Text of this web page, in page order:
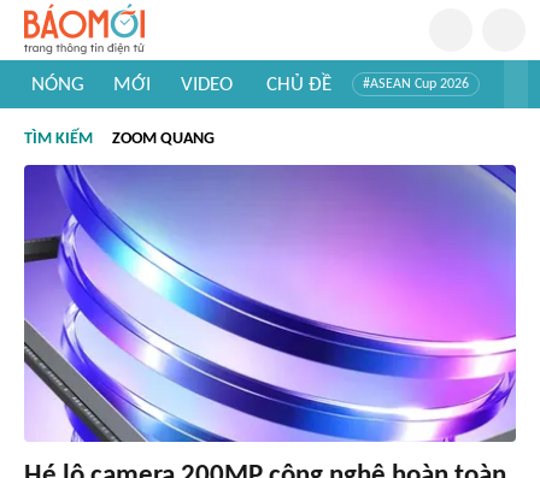
NÓNG MỚI VIDEO CHỦ ĐỀ #ASEAN Cup 2026
#Khám phá Việt Nam
#Khám phá thế giới
TÌM KIẾM ZOOM QUANG